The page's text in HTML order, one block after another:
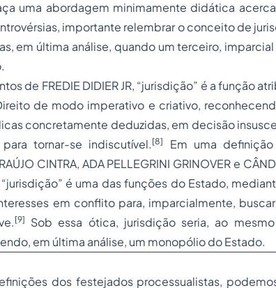
uma abordagem minimamente didática
importante relembrar o conceito de
em última análise, quando um terceiro,
de FREDIE DIDIER JR, “jurisdição” é a função
de modo imperativo e criativo,
concretamente deduzidas, em decisão
tornar-se indiscutível.[8]
Em uma
CINTRA, ADA PELLEGRINI GRINOVER e
é uma das funções do Estado,
em conflito para, imparcialmente,
[9] Sob essa ótica, jurisdição seria, ao
em última análise, um monopólio do Estado.
dos festejados processualistas,